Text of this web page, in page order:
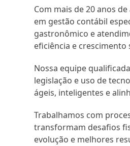
Com mais de 20 anos
em gestão contábil
gastronômico e
eficiência e crescimento
Nossa equipe
legislação e uso de
ágeis, inteligentes e
Trabalhamos com
transformam desafios
evolução e melhores